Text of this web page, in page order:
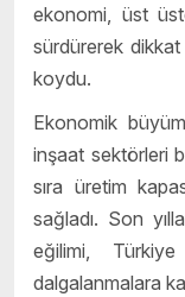
ekonomi, üst
sürdürerek
koydu.
Ekonomik
inşaat sektörleri
sıra üretim
sağladı. Son
eğilimi,
dalgalanmalara